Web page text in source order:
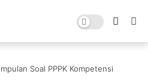
Soal PPPK Kompetensi